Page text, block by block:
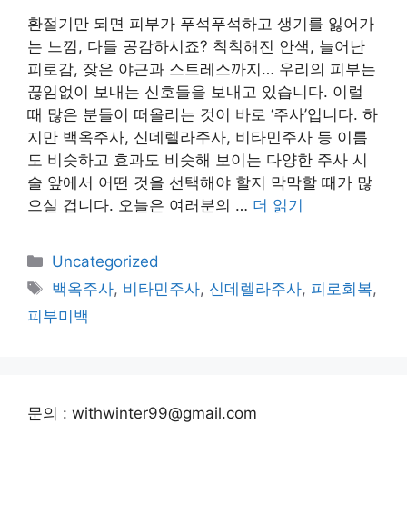
환절기만 되면 피부가 푸석푸석하고 생기를 잃어가
는 느낌, 다들 공감하시죠? 칙칙해진 안색, 늘어난
피로감, 잦은 야근과 스트레스까지… 우리의 피부는
끊임없이 보내는 신호들을 보내고 있습니다. 이럴
때 많은 분들이 떠올리는 것이 바로 ‘주사’입니다. 하
지만 백옥주사, 신데렐라주사, 비타민주사 등 이름
도 비슷하고 효과도 비슷해 보이는 다양한 주사 시
술 앞에서 어떤 것을 선택해야 할지 막막할 때가 많
으실 겁니다. 오늘은 여러분의 … 더 읽기
카
테
고
리
Uncategorized
태
그
백옥주사, 비타민주사, 신데렐라주사, 피로회복,
피부미백
문의 : withwinter99@gmail.com